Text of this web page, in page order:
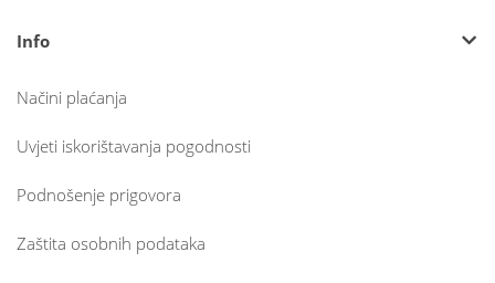
Info
Načini plaćanja
Uvjeti iskorištavanja pogodnosti
Podnošenje prigovora
Zaštita osobnih podataka